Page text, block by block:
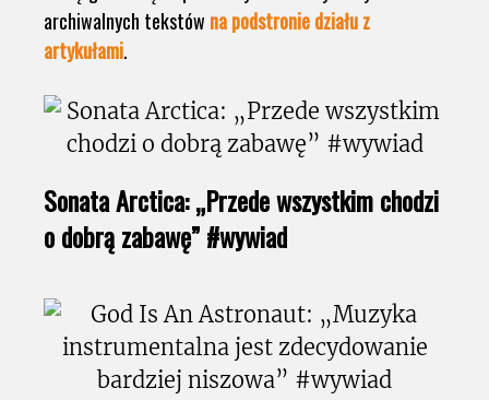
archiwalnych tekstów na podstronie działu z
artykułami.
Sonata Arctica: „Przede wszystkim chodzi
o dobrą zabawę” #wywiad